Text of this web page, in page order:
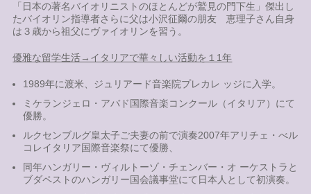
「日本の著名バイオリニストのほとんどが鷲見の門下生」傑出し
たバイオリン指導者さらに父は小沢征爾の朋友 恵理子さん自身
は３歳から祖父にヴァイオリンを習う。
優雅な留学生活→イタリアで華々しい活動を１1年
1989年に渡米、ジュリアード音楽院プレカレ ッジに入学。
ミケランジェロ・アバド国際音楽コンクール（イタリア）にて
優勝。
ルクセンブルグ皇太子ご夫妻の前で演奏2007年アリチェ・べル
コレイタリア国際音楽祭にて優勝、
同年ハンガリー・ヴィルトーゾ・チェンバー・オ ーケストラと
ブダペストのハンガリー国会議事堂にて日本人として初演奏。